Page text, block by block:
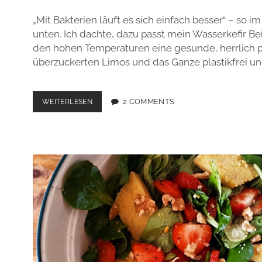
„Mit Bakterien läuft es sich einfach besser“ – so
unten. Ich dachte, dazu passt mein Wasserkefir
den hohen Temperaturen eine gesunde, herrlich
überzuckerten Limos und das Ganze plastikfrei
WEITERLESENWASSERKEFIR
DIY
LEBEN
DIR
ZITRONEN,
MACH
LIMONADE
?
2 COMMENTS